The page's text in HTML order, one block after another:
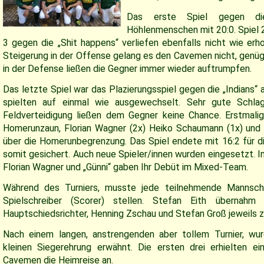
Das erste Spiel gegen
Höhlenmenschen mit 20:0. Spiel
3 gegen die „Shit happens“ verliefen ebenfalls nicht wie
Steigerung in der Offense gelang es den Cavemen nicht,
in der Defense ließen die Gegner immer wieder auftrumpfen.
Das letzte Spiel war das Plazierungsspiel gegen die „Indians“
spielten auf einmal wie ausgewechselt. Sehr gute
Feldverteidigung ließen dem Gegner keine Chance.
Homerunzaun, Florian Wagner (2x) Heiko Schaumann (1x)
über die Homerunbegrenzung. Das Spiel endete mit 16:2 für
somit gesichert. Auch neue Spieler/innen wurden eingesetzt.
Florian Wagner und „Günni“ gaben Ihr Debüt im Mixed-Team.
Während des Turniers, musste jede teilnehmende
Spielschreiber (Scorer) stellen. Stefan Eith
Hauptschiedsrichter, Henning Zschau und Stefan Groß jeweils
Nach einem langen, anstrengenden aber tollem Turnier,
kleinen Siegerehrung erwähnt. Die ersten drei erhielten
Cavemen die Heimreise an.